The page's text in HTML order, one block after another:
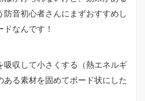
防音初心者さんにまずおすすめし
なんです！
吸収して小さくする（熱エネルギ
ある素材を固めてボード状にした